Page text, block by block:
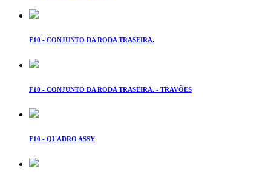
F10 - CONJUNTO DA RODA TRASEIRA.
F10 - CONJUNTO DA RODA TRASEIRA. - TRAVÕES
F10 - QUADRO ASSY